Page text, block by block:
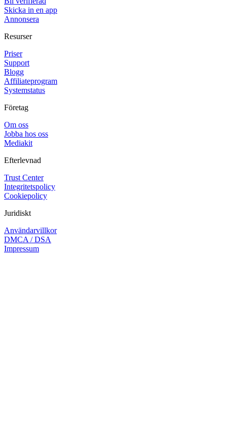
Skicka in en app
Annonsera
Resurser
Priser
Support
Blogg
Affiliateprogram
Systemstatus
Företag
Om oss
Jobba hos oss
Mediakit
Efterlevnad
Trust Center
Integritetspolicy
Cookiepolicy
Juridiskt
Användarvillkor
DMCA / DSA
Impressum